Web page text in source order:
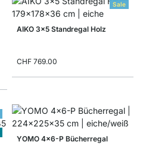
Sale
AIKO 3x5 Standregal Holz
CHF 769.00
YOMO 4x6-P Bücherregal